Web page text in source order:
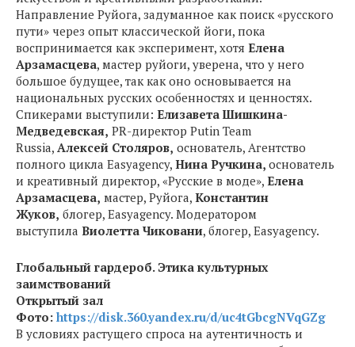
Направление Руйога, задуманное как поиск «русского
пути» через опыт классической йоги, пока
воспринимается как эксперимент, хотя Елена
Арзамасцева, мастер руйоги, уверена, что у него
большое будущее, так как оно основывается на
национальных русских особенностях и ценностях.
Спикерами выступили: Елизавета Шишкина-
Медведевская, PR-директор Putin Team
Russia, Алексей Столяров, основатель, Агентство
полного цикла Easyagency, Нина Ручкина, основатель
и креативный директор, «Русские в моде», Елена
Арзамасцева, мастер, Руйога, Константин
Жуков, блогер, Easyagency. Модератором
выступила Виолетта Чиковани, блогер, Easyagency.
Глобальный гардероб. Этика культурных
заимствований
Открытый зал
Фото: https://disk.360.yandex.ru/d/uc4tGbcgNVqGZg
В условиях растущего спроса на аутентичность и